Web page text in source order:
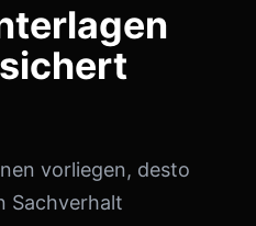
vorliegen, desto
Sachverhalt